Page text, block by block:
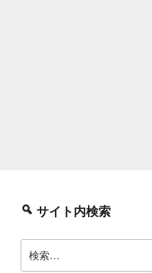
サイト内検索
索: